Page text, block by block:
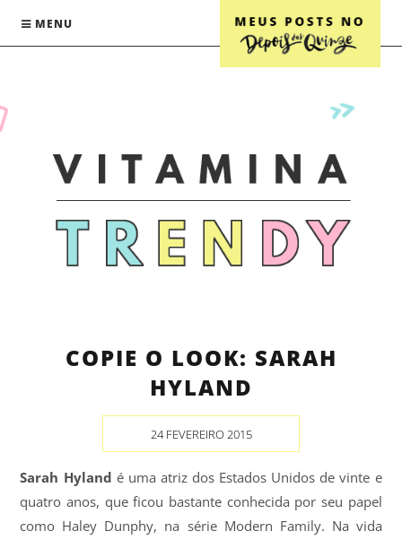
MENU
COPIE O LOOK: SARAH
HYLAND
24 FEVEREIRO 2015
Sarah Hyland é uma atriz dos Estados Unidos de vinte e
quatro anos, que ficou bastante conhecida por seu papel
como Haley Dunphy, na série Modern Family. Na vida